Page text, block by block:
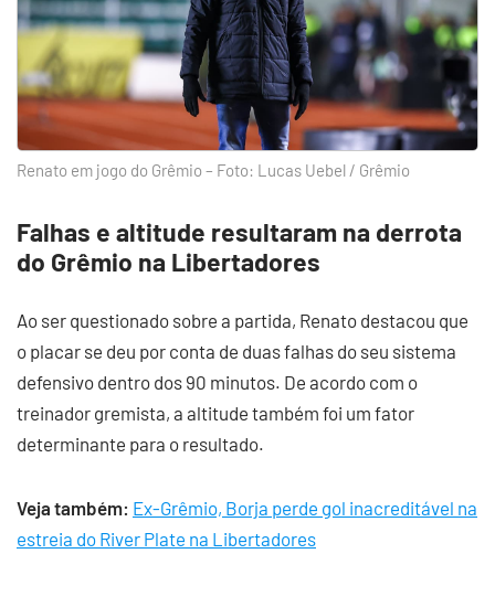
Renato em jogo do Grêmio – Foto: Lucas Uebel / Grêmio
Falhas e altitude resultaram na derrota
do Grêmio na Libertadores
Ao ser questionado sobre a partida, Renato destacou que
o placar se deu por conta de duas falhas do seu sistema
defensivo dentro dos 90 minutos. De acordo com o
treinador gremista, a altitude também foi um fator
determinante para o resultado.
Veja também: Ex-Grêmio, Borja perde gol inacreditável na
estreia do River Plate na Libertadores